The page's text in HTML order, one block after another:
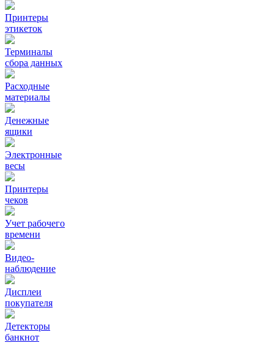
Принтеры
этикеток
Терминалы
сбора данных
Расходные
материалы
Денежные
ящики
Электронные
весы
Принтеры
чеков
Учет рабочего
времени
Видео‑
наблюдение
Дисплеи
покупателя
Детекторы
банкнот